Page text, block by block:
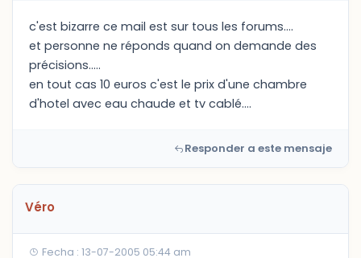
c'est bizarre ce mail est sur tous les forums....
et personne ne réponds quand on demande des
précisions.....
en tout cas 10 euros c'est le prix d'une chambre
d'hotel avec eau chaude et tv cablé....
Responder a este mensaje
Véro
Fecha : 13-07-2005 05:44 am